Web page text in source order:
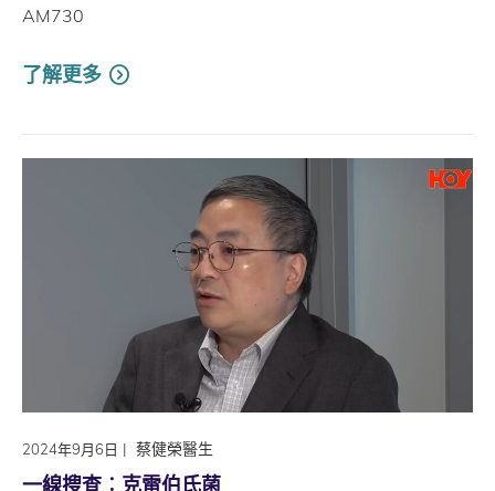
AM730
了解更多
2024年9月6日 | 蔡健榮醫生
一線搜查︰克雷伯氏菌